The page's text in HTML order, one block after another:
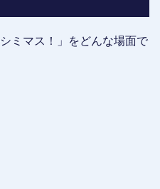
ミマス！」をどんな場面で